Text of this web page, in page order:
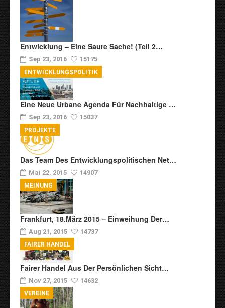
Entwicklung – Eine Saure Sache! (Teil 2…
Sep 23, 2016 15175
Eine Neue Urbane Agenda Für Nachhaltige …
Sep 23, 2016 15037
ENTWICKLUNGSPOLITIK
Das Team Des Entwicklungspolitischen Net…
Mai 22, 2015 14907
PROJEKTE
Frankfurt, 18.März 2015 – Einweihung Der…
Aug 21, 2015 14737
MEINUNG
Fairer Handel Aus Der Persönlichen Sicht…
Nov 27, 2015 14632
FAIRER HANDEL
VEREINE